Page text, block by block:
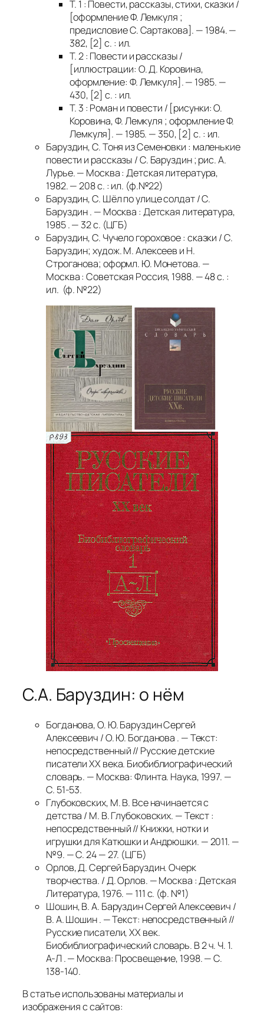
Т. 1 : Повести, рассказы, стихи, сказки /
[оформление Ф. Лемкуля ;
предисловие С. Сартакова]. — 1984. —
382, [2] с. : ил.
Т. 2 : Повести и рассказы /
[иллюстрации: О. Д. Коровина,
оформление: Ф. Лемкуля]. — 1985. —
430, [2] с. : ил.
Т. 3 : Роман и повести / [рисунки: О.
Коровина, Ф. Лемкуля ; оформление Ф.
Лемкуля]. — 1985. — 350, [2] с. : ил.
Баруздин, С.Тоня из Семеновки : маленькие
повести и рассказы / С. Баруздин ; рис. А.
Лурье. — Москва : Детская литература,
1982. — 208 с. : ил. (ф.№22)
Баруздин, С. Шёл по улице солдат / С.
Баруздин . — Москва : Детская литература,
1985 . — 32 с. (ЦГБ)
Баруздин, С. Чучело гороховое : сказки / С.
Баруздин; худож. М. Алексеев и Н.
Строганова; оформл. Ю. Монетова. —
Москва : Советская Россия, 1988. — 48 с. :
ил. (ф. №22)
С.А. Баруздин: о нём
Богданова, О. Ю. Баруздин Сергей
Алексеевич / О. Ю. Богданова . — Текст:
непосредственный // Русские детские
писатели ХХ века. Биобиблиографический
словарь. — Москва: Флинта. Наука, 1997. —
С. 51-53.
Глубоковских, М. В. Все начинается с
детства / М. В. Глубоковских. — Текст :
непосредственный // Книжки, нотки и
игрушки для Катюшки и Андрюшки. — 2011. —
№9. — С. 24 — 27. (ЦГБ)
Орлов, Д. Сергей Баруздин. Очерк
творчества. / Д. Орлов. — Москва : Детская
Литература, 1976. — 111 с. (ф. №1)
Шошин, В. А. Баруздин Сергей Алексеевич /
В. А. Шошин . — Текст: непосредственный //
Русские писатели, ХХ век.
Биобиблиографический словарь. В 2 ч. Ч. 1.
А-Л . — Москва: Просвещение, 1998. — С.
138-140.
В статье использованы материалы и
изображения с сайтов: